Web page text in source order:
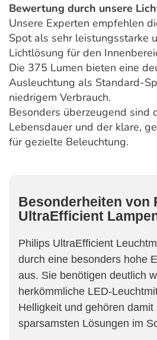
Bewertung durch unsere
Unsere Experten empfehlen
Spot als sehr leistungsstarke
Lichtlösung für den
Die 375 Lumen bieten eine
Ausleuchtung als Standard-
niedrigem Verbrauch.
Besonders überzeugend sind
Lebensdauer und der klare,
für gezielte Beleuchtung.
Besonderheiten von
UltraEfficient
Philips UltraEfficient
durch eine besonders hohe
aus. Sie benötigen deutlich
herkömmliche LED-
Helligkeit und gehören damit
sparsamsten Lösungen im